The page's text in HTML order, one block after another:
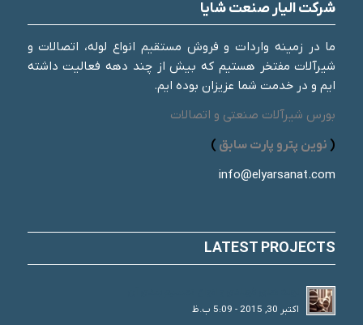
شرکت الیار صنعت شایا
ما در زمینه واردات و فروش مستقیم انواع لوله، اتصالات و
شیرآلات مفتخر هستیم که بیش از چند دهه فعالیت داشته
ایم و در خدمت شما عزیزان بوده ایم.
بورس شیرآلات صنعتی و اتصالات
( نوین پترو پارت سابق )
info@elyarsanat.com
LATEST PROJECTS
اکتبر 30, 2015 - 5:09 ب.ظ